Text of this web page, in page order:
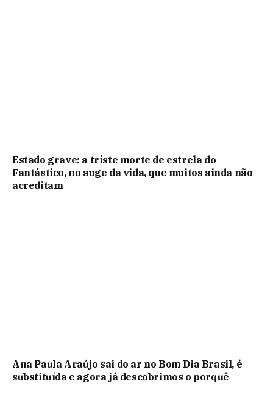
Estado grave: a triste morte de estrela do
Fantástico, no auge da vida, que muitos ainda não
acreditam
Ana Paula Araújo sai do ar no Bom Dia Brasil, é
substituída e agora já descobrimos o porquê